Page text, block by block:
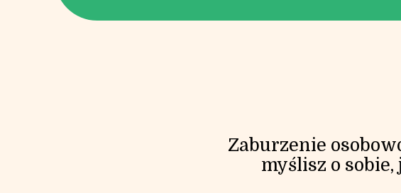
Zaburzenie
myślisz o